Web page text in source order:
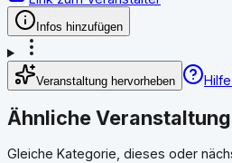
Infos hinzufügen
Veranstaltung hervorheben
Ähnliche
Gleiche Kategorie, dieses oder